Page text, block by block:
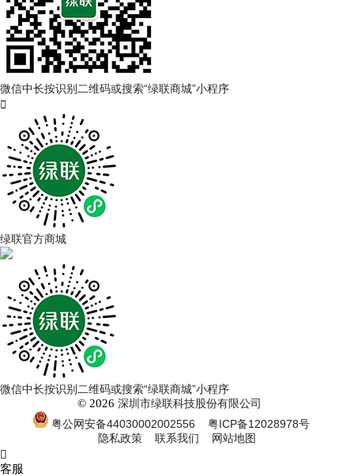
微信中长按识别二维码或搜索“绿联商城”小程序

绿联官方商城
微信中长按识别二维码或搜索“绿联商城”小程序
© 2026 深圳市绿联科技股份有限公司
粤公网安备44030002002556
粤ICP备12028978号
隐私政策
联系我们
网站地图

客服